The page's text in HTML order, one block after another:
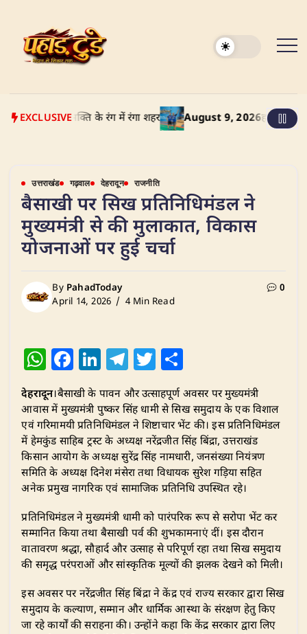
content
EXCLUSIVE
राष्ट्रभक्ति के रंग में रंगा शहर August 9, 2026हल्द्वानी में टैक्स
उत्तराखंड गढ़वाल देहरादून राजनीति
बैसाखी पर सिख प्रतिनिधिमंडल ने
मुख्यमंत्री से की मुलाकात, विकास
योजनाओं पर हुई चर्चा
By PahadToday
April 14, 2026
4 Min Read
0
W
h
at
s
A
p
p
F
a
c
e
b
o
o
k
Li
k
e
dI
n
T
el
e
g
ra
m
T
it
te
r
ar
e
देहरादून।बैसाखी के पावन और उत्साहपूर्ण अवसर पर मुख्यमंत्री
आवास में मुख्यमंत्री पुष्कर सिंह धामी से सिख समुदाय के एक विशाल
एवं गरिमामयी प्रतिनिधिमंडल ने शिष्टाचार भेंट की। इस प्रतिनिधिमंडल
में हेमकुंड साहिब ट्रस्ट के अध्यक्ष नरेंद्रजीत सिंह बिंद्रा, उत्तराखंड
किसान आयोग के अध्यक्ष सुरेंद्र सिंह नामधारी, जनसंख्या नियंत्रण
समिति के अध्यक्ष दिनेश मंसेरा तथा विधायक सुरेश गड़िया सहित
अनेक प्रमुख नागरिक एवं सामाजिक प्रतिनिधि उपस्थित रहे।
प्रतिनिधिमंडल ने मुख्यमंत्री धामी को पारंपरिक रूप से सरोपा भेंट कर
सम्मानित किया तथा बैसाखी पर्व की शुभकामनाएं दीं। इस दौरान
वातावरण श्रद्धा, सौहार्द और उत्साह से परिपूर्ण रहा तथा सिख समुदाय
की समृद्ध परंपराओं और सांस्कृतिक मूल्यों की झलक देखने को मिली।
इस अवसर पर नरेंद्रजीत सिंह बिंद्रा ने केंद्र एवं राज्य सरकार द्वारा सिख
समुदाय के कल्याण, सम्मान और धार्मिक आस्था के संरक्षण हेतु किए
जा रहे कार्यों की सराहना की। उन्होंने कहा कि केंद्र सरकार द्वारा लिए